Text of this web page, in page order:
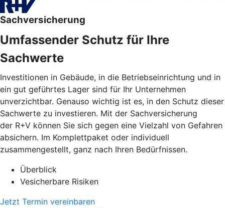
Sachversicherung
Umfassender Schutz für Ihre
Sachwerte
Investitionen in Gebäude, in die Betriebseinrichtung und in
ein gut geführtes Lager sind für Ihr Unternehmen
unverzichtbar. Genauso wichtig ist es, in den Schutz dieser
Sachwerte zu investieren. Mit der Sachversicherung
der R+V können Sie sich gegen eine Vielzahl von Gefahren
absichern. Im Komplettpaket oder individuell
zusammengestellt, ganz nach Ihren Bedürfnissen.
Überblick
Vesicherbare Risiken
Jetzt Termin vereinbaren